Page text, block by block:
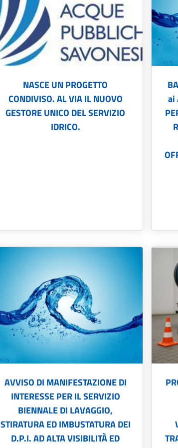
NASCE UN PROGETTO
CONDIVISO. AL VIA IL NUOVO
GESTORE UNICO DEL SERVIZIO
IDRICO.
ai
AVVISO DI MANIFESTAZIONE DI
INTERESSE PER IL SERVIZIO
BIENNALE DI LAVAGGIO,
STIRATURA ED IMBUSTATURA DEI
D.P.I. AD ALTA VISIBILITÀ ED